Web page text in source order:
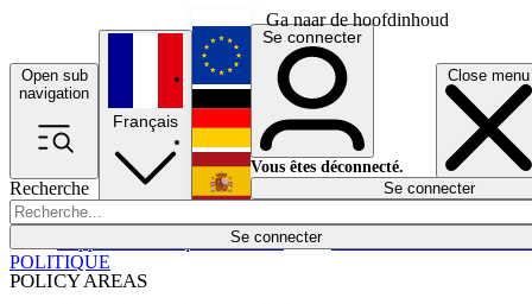
Ga naar de hoofdinhoud
Open sub
navigation
Close menu
Recherche
Se connecter
POLICY AREAS
Économie
Français
English
Deutsch
Español
Se connecter
Vous êtes déconnecté.
Se connecter
POLITIQUE